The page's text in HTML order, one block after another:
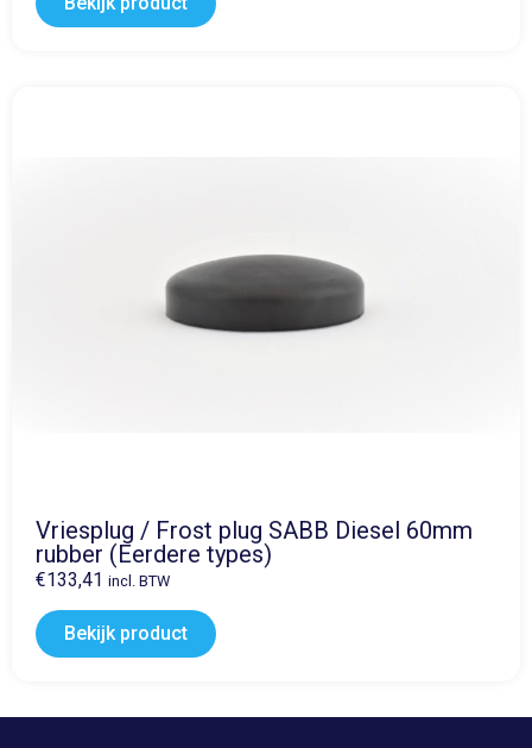
Vriesplug / Frost plug SABB Diesel 60mm
rubber (Eerdere types)
€133,41 incl. BTW
Bekijk product